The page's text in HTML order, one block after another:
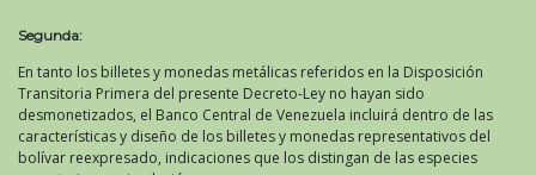
Segunda:
En tanto los billetes y monedas metálicas referidos en la Disposición
Transitoria Primera del presente Decreto-Ley no hayan sido
desmonetizados, el Banco Central de Venezuela incluirá dentro de las
características y diseño de los billetes y monedas representativos del
bolívar reexpresado, indicaciones que los distingan de las especies